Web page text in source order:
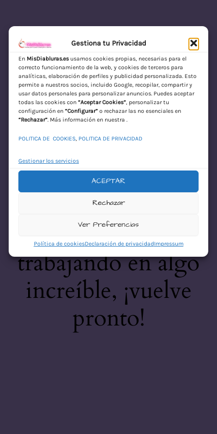
Gestiona tu Privacidad
En MisDiabluras.esusamos cookies propias, necesarias para el
correcto funcionamiento de la web, y cookies de terceros para
analíticas, elaboración de perfiles y publicidad personalizada. Esto
permite a nuestros socios, incluido Google, recopilar, compartir y
usar datos personales para personalizar anuncios. Puedes aceptar
todas las cookies con “Aceptar Cookies”, personalizar tu
configuración en “Configurar”o rechazar las no esenciales en
“Rechazar”. Más información en nuestra .
POLITICA DE COOKIES, POLITICA DE PRIVACIDAD
Gestionar los servicios
ACEPTAR
Rechazar
Ver Preferencias
Política de cookiesDeclaración de privacidadImpressum
MisDiabluras | Sexshop Online con Envío
Discreto en España
Acceder
¡Disculpa este
desastre! Estamos
trabajando en algo
increíble, ¡vuelve
pronto!